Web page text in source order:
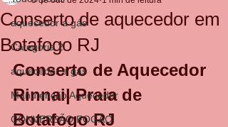
aquecedor a gás
Categoria 2
aquecedor a gás
Manutenção Aquecedor
CONVERSÃO FOGÃO
Conserto de aquecedor em
Botafogo RJ
Conserto de Aquecedor
Rinnai| Praia de
Botafogo RJ